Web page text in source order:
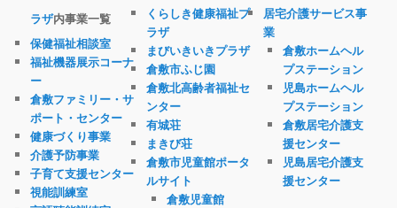
ラザ内事業一覧
保健福祉相談室
福祉機器展示コーナ
ー
倉敷ファミリー・サ
ポート・センター
健康づくり事業
介護予防事業
子育て支援センター
視能訓練室
くらしき健康福祉プ
ラザ
まびいきいきプラザ
倉敷市ふじ園
倉敷北高齢者福祉セ
ンター
有城荘
まきび荘
倉敷市児童館ポータ
ルサイト
倉敷児童館
居宅介護サービス事
業
倉敷ホームヘル
プステーション
児島ホームヘル
プステーション
倉敷居宅介護支
援センター
児島居宅介護支
援センター